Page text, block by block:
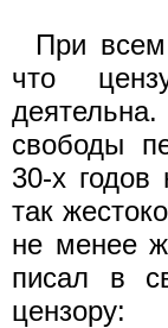
При всем
что
свободы
30-х
так
не менее
писал в
цензору: